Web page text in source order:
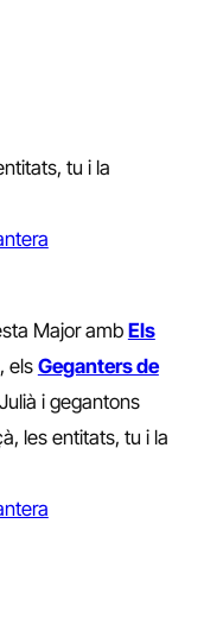
tu i la
Major ambEls
els Geganters de
i gegantons
les entitats, tu i la